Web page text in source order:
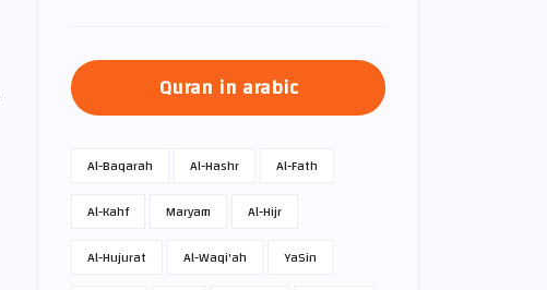
Quran in arabic
Al-Baqarah Al-Hashr
Al-Fath
Al-Kahf
Maryam
Al-Hijr
Al-Hujurat
Al-Waqi'ah
Ya­Sin